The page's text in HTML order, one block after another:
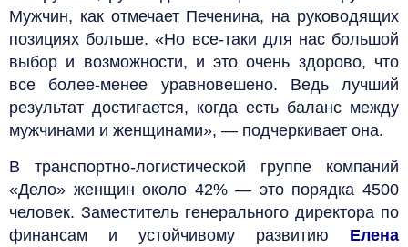
Мужчин, как отмечает Печенина, на руководящих
позициях больше. «Но все-таки для нас большой
выбор и возможности, и это очень здорово, что
все более-менее уравновешено. Ведь лучший
результат достигается, когда есть баланс между
мужчинами и женщинами», — подчеркивает она.
В транспортно-логистической группе компаний
«Дело» женщин около 42% — это порядка 4500
человек. Заместитель генерального директора по
финансам и устойчивому развитию Елена